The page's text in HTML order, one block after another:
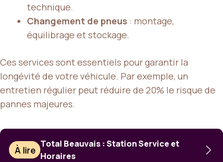
technique.
Changement de pneus : montage,
équilibrage et stockage.
Ces services sont essentiels pour garantir la
longévité de votre véhicule. Par exemple, un
entretien régulier peut réduire de 20% le risque de
pannes majeures.
À lire
Total Beauvais : Station Service et
Horaires